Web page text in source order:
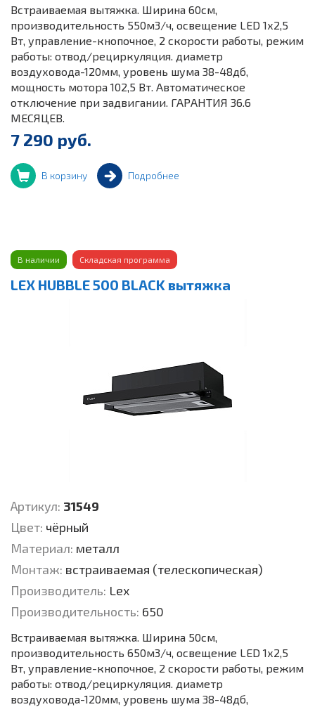
Встраиваемая вытяжка. Ширина 60см,
производительность 550м3/ч, освещение LED 1х2,5
Вт, управление-кнопочное, 2 скорости работы, режим
работы: отвод/рециркуляция. диаметр
воздуховода-120мм, уровень шума 38-48дб,
мощность мотора 102,5 Вт. Автоматическое
отключение при задвигании. ГАРАНТИЯ 36.6
МЕСЯЦЕВ.
7 290 руб.
В корзину Подробнее
В наличии Складская программа
LEX HUBBLE 500 BLACK вытяжка
Артикул: 31549
Цвет: чёрный
Материал: металл
Монтаж: встраиваемая (телескопическая)
Производитель: Lex
Производительность: 650
Встраиваемая вытяжка. Ширина 50см,
производительность 650м3/ч, освещение LED 1х2,5
Вт, управление-кнопочное, 2 скорости работы, режим
работы: отвод/рециркуляция. диаметр
воздуховода-120мм, уровень шума 38-48дб,